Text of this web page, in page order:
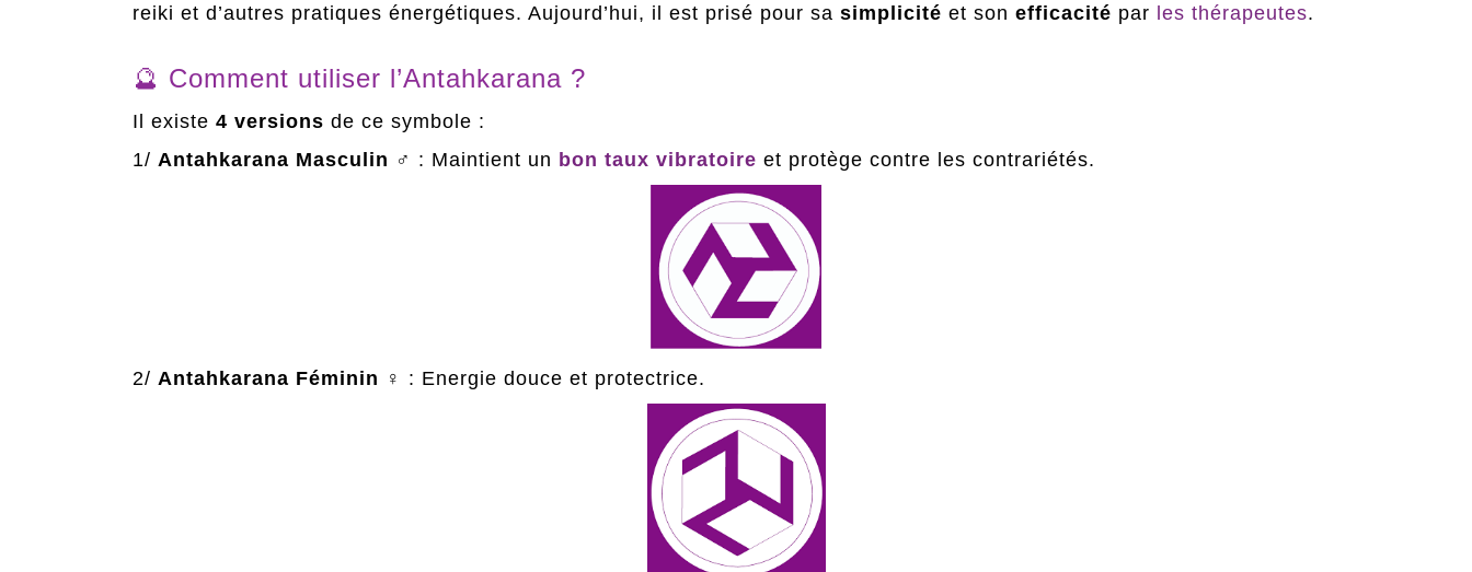
reiki et d’autres pratiques énergétiques. Aujourd’hui, il est prisé pour sa simplicité et son efficacité par les thérapeutes.
🔮 Comment utiliser l’Antahkarana ?
Il existe 4 versions de ce symbole :
1/ Antahkarana Masculin ♂️ : Maintient un bon taux vibratoire et protège contre les contrariétés.
2/ Antahkarana Féminin ♀️ : Energie douce et protectrice.